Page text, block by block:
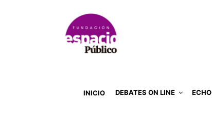
INICIO DEBATES ON LINE